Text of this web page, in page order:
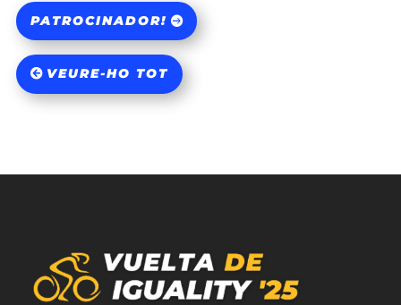
PATROCINADOR!
VEURE-HO TOT